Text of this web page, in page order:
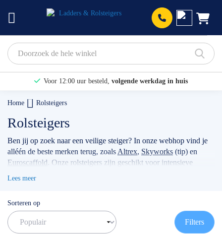
Voor 12:00 uur besteld, volgende werkdag in huis
Home Rolsteigers
Rolsteigers
Ben jij op zoek naar een veilige steiger? In onze webhop vind je
alléén de beste merken terug, zoals Altrex, Skyworks (tip) en
Euroscaffold . Onze rolsteigers zijn geschikt voor intensieve
volgens de actuele norm te werken met de
voorloopleuning
TIP: maak gebruik van onze filters om snel
de juiste rolsteiger te vinden!
Lees meer
Sorteren op
Filters